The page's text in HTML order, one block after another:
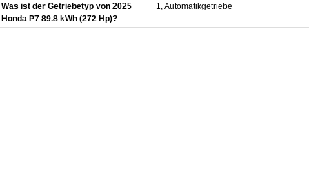
Was ist der Getriebetyp von 2025
Honda P7 89.8 kWh (272 Hp)?
1, Automatikgetriebe